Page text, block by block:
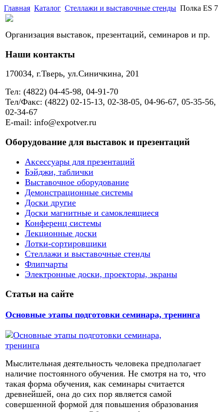
Главная Каталог Стеллажи и выставочные стенды Полка ES
Организация выставок, презентаций, семинаров и пр.
Наши контакты
170034, г.Тверь, ул.Синичкина, 201
Тел: (4822) 04-45-98, 04-91-70
Тел/Факс: (4822) 02-15-13, 02-38-05, 04-96-67, 05-35-56,
02-34-67
E-mail: info@expotver.ru
Оборудование для выставок и презентаций
Аксессуары для презентаций
Бэйджи, таблички
Выставочное оборудование
Демонстрационные системы
Доски другие
Доски магнитные и самоклеящиеся
Конференц системы
Лекционные доски
Лотки-сортировщики
Стеллажи и выставочные стенды
Флипчарты
Электронные доски, проекторы, экраны
Статьи на сайте
Основные этапы подготовки семинара, тренинга
Мыслительная деятельность человека предполагает
наличие постоянного обучения. Не смотря на то, что
такая форма обучения, как семинары считается
древнейшей, она до сих пор является самой
совершенной формой для повышения образования